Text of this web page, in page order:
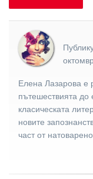
Елена Лазарова е
пътешествията до
класическата
новите
част от